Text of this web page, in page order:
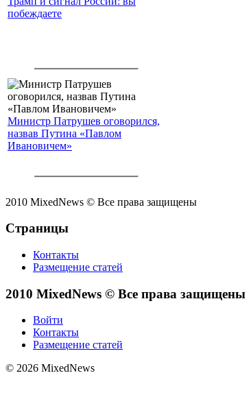
побеждаете
Министр Патрушев оговорился,
назвав Путина «Павлом
Ивановичем»
2010 MixedNews © Все права защищены
Страницы
Контакты
Размещение статей
2010 MixedNews © Все права защищены
Войти
Контакты
Размещение статей
© 2026 MixedNews